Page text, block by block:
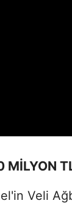
MİLYON
Veli